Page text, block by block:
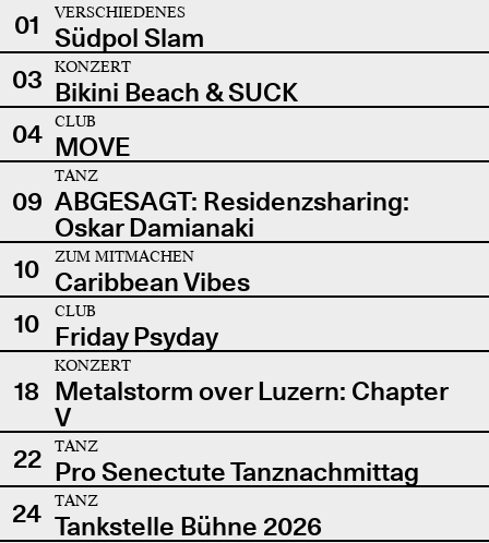
01
VERSCHIEDENES
Südpol Slam
03
KONZERT
Bikini Beach & SUCK
04
CLUB
MOVE
09
TANZ
ABGESAGT: Residenzsharing:
Oskar Damianaki
10
ZUM MITMACHEN
Caribbean Vibes
10
CLUB
Friday Psyday
18
KONZERT
Metalstorm over Luzern: Chapter
V
22
TANZ
Pro Senectute Tanznachmittag
24
TANZ
Tankstelle Bühne 2026